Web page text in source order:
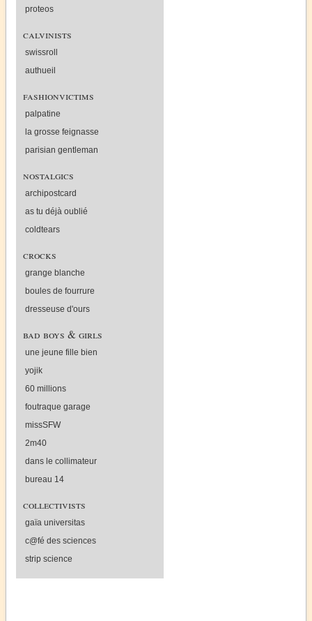
proteos
calvinists
swissroll
authueil
fashionvictims
palpatine
la grosse feignasse
parisian gentleman
nostalgics
archipostcard
as tu déjà oublié
coldtears
crocks
grange blanche
boules de fourrure
dresseuse d'ours
bad boys & girls
une jeune fille bien
yojik
60 millions
foutraque garage
missSFW
2m40
dans le collimateur
bureau 14
collectivists
gaïa universitas
c@fé des sciences
strip science